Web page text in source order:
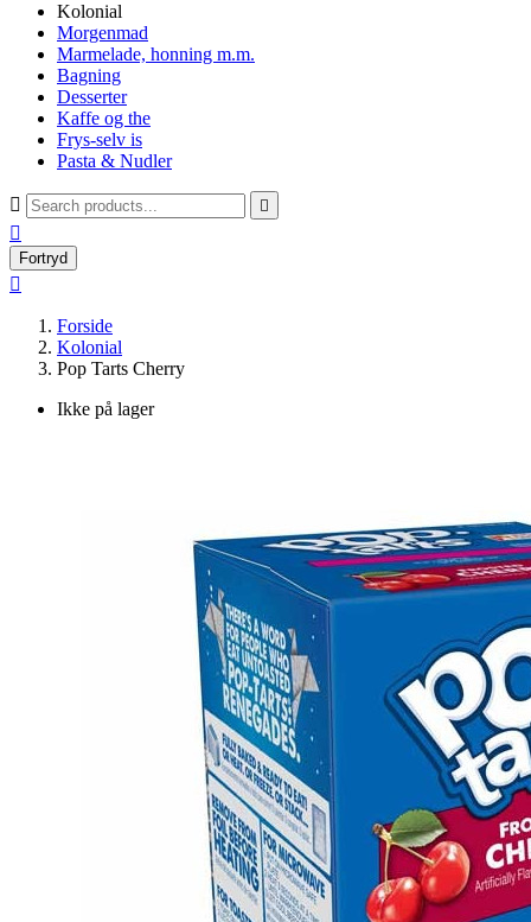
Kolonial
Morgenmad
Marmelade, honning m.m.
Bagning
Desserter
Kaffe og the
Frys-selv is
Pasta & Nudler
 

Fortryd

Forside
Kolonial
Pop Tarts Cherry
Ikke på lager